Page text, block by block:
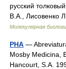
русский
В.А., Лисовенко
Молекулярная
PHA —
Mosby Medicina,
Hancourt, S.A.